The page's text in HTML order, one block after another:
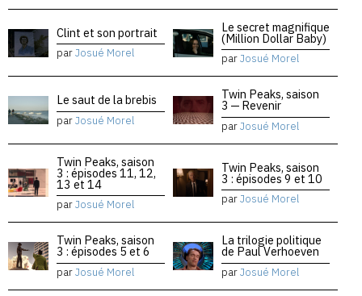
Clint et son portrait
parJosué Morel
Le secret magnifique
(Million Dollar Baby)
parJosué Morel
Le saut de la brebis
parJosué Morel
Twin Peaks, saison
3 — Revenir
parJosué Morel
Twin Peaks, saison
3 : épisodes 11, 12,
13 et 14
parJosué Morel
Twin Peaks, saison
3 : épisodes 9 et 10
parJosué Morel
Twin Peaks, saison
3 : épisodes 5 et 6
parJosué Morel
La trilogie politique
de Paul Verhoeven
parJosué Morel